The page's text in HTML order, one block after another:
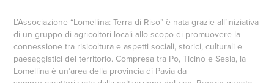
L’Associazione “Lomellina: Terra di Riso” è nata grazie all’iniziativa
di un gruppo di agricoltori locali allo scopo di promuovere la
connessione tra risicoltura e aspetti sociali, storici, culturali e
paesaggistici del territorio. Compresa tra Po, Ticino e Sesia, la
Lomellina è un’area della provincia di Pavia da